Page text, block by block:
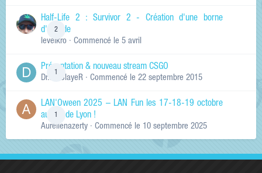
2
Half-Life 2 : Survivor 2 - Création d'une borne
d'arcade
levelkro · Commencé le 5 avril
Présentation & nouveau stream CSGO
Dr.KinSlayeR · Commencé le 22 septembre 2015
LAN'Oween 2025 – LAN Fun les 17-18-19 octobre
au sud de Lyon !
Aurelienazerty · Commencé le 10 septembre 2025